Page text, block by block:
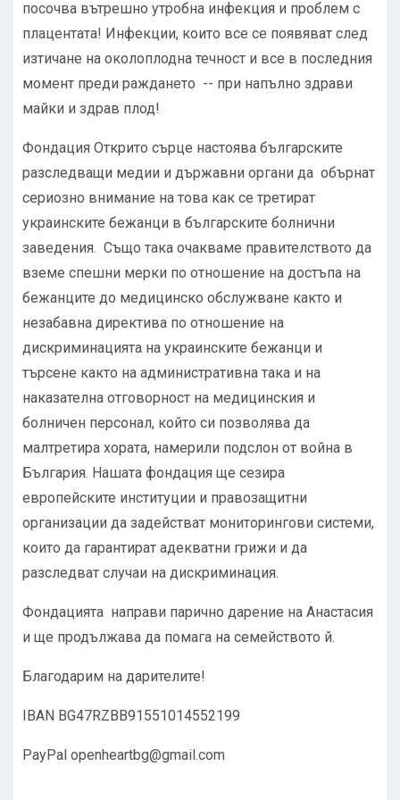
посочва вътрешно утробна инфекция и проблем с
плацентата! Инфекции, които все се появяват след
изтичане на околоплодна течност и все в последния
момент преди раждането -- при напълно здрави
майки и здрав плод!
Фондация Открито сърце настоява българските
разследващи медии и държавни органи да обърнат
сериозно внимание на това как се третират
украинските бежанци в българските болнични
заведения. Също така очакваме правителството да
вземе спешни мерки по отношение на достъпа на
бежанците до медицинско обслужване както и
незабавна директива по отношение на
дискриминацията на украинските бежанци и
търсене както на административна така и на
наказателна отговорност на медицинския и
болничен персонал, който си позволява да
малтретира хората, намерили подслон от война в
България. Нашата фондация ще сезира
европейските институции и правозащитни
организации да задействат мониторингови системи,
които да гарантират адекватни грижи и да
разследват случаи на дискриминация.
Фондацията направи парично дарение на Анастасия
и ще продължава да помага на семейството й.
Благодарим на дарителите!
IBAN BG47RZBB91551014552199
PayPal openheartbg@gmail.com